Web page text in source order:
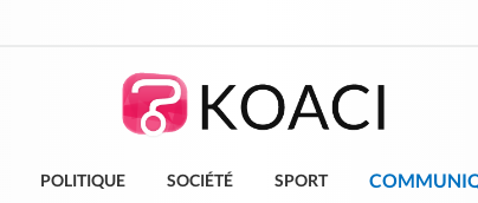
POLITIQUE SOCIÉTÉ SPORT